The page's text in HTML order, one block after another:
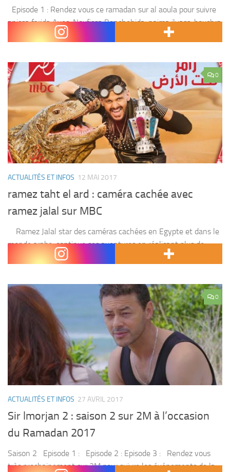
Episode 1 : Rendez vous ce ramadan sur al aoula pour suivre
anissa farida Avec :Noufissa Benchehida, naima ilyass, bouchra
ahrich ,fatima ouchay,et d’autres
0
ACTUALITÉS ET INFOS 12 MAI 2017
ramez taht el ard : caméra cachée avec
ramez jalal sur MBC
Ramez Jalal star des caméras cachées en Egypte et dans le
monde arabe ,continue ses aventures en réalisant plus de
succès grâce à son nouveau concept » ramez taht el ard » ,...
0
ACTUALITÉS ET INFOS 27 AVRIL 2017
Sir lmorjan 2 : saison 2 sur 2M à l’occasion
du Ramadan 2017
Saison 2 Episode 1 : Episode 2 : Episode 3 : Rendez vous
très prochainement sur 2M pour suivre les événements de la